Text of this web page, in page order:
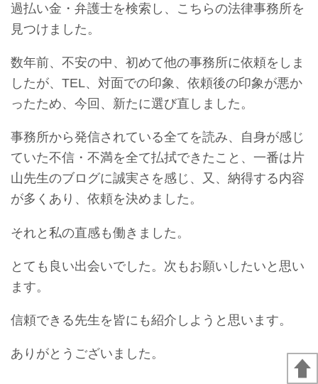
過払い金・弁護士を検索し、こちらの法律事務所を
見つけました。
数年前、不安の中、初めて他の事務所に依頼をしま
したが、TEL、対面での印象、依頼後の印象が悪か
ったため、今回、新たに選び直しました。
事務所から発信されている全てを読み、自身が感じ
ていた不信・不満を全て払拭できたこと、一番は片
山先生のブログに誠実さを感じ、又、納得する内容
が多くあり、依頼を決めました。
それと私の直感も働きました。
とても良い出会いでした。次もお願いしたいと思い
ます。
信頼できる先生を皆にも紹介しようと思います。
ありがとうございました。